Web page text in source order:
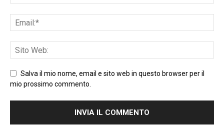
Salva il mio nome, email e sito web in questo browser per il
mio prossimo commento.